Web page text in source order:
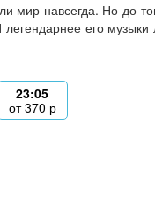
навсегда. Но до
его
23:05
от370 р